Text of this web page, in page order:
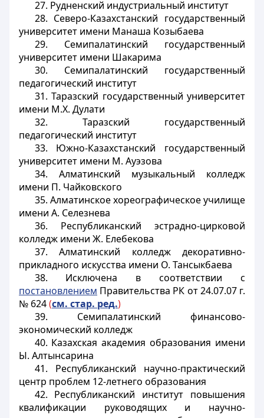
27. Рудненский индустриальный институт
28. Северо-Казахстанский государственный
университет имени Манаша Козыбаева
29. Семипалатинский государственный
университет имени Шакарима
30. Семипалатинский государственный
педагогический институт
31. Таразский государственный университет
имени М.Х. Дулати
32. Таразский государственный
педагогический институт
33. Южно-Казахстанский государственный
университет имени М. Ауэзова
34. Алматинский музыкальный колледж
имени П. Чайковского
35. Алматинское хореографическое училище
имени А. Селезнева
36. Республиканский эстрадно-цирковой
колледж имени Ж. Елебекова
37. Алматинский колледж декоративно-
прикладного искусства имени О. Тансыкбаева
38. Исключена в соответствии с
постановлением Правительства РК от 24.07.07 г.
№ 624(см. стар. ред.)
39. Семипалатинский финансово-
экономический колледж
40. Казахская академия образования имени
Ы. Алтынсарина
41. Республиканский научно-практический
центр проблем 12-летнего образования
42. Республиканский институт повышения
квалификации руководящих и научно-